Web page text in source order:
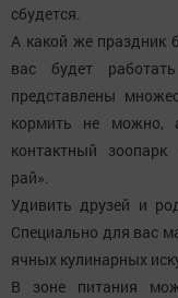
сбудется.
А какой же праздник
вас будет
представлены
кормить не можно,
контактный
рай».
Удивить друзей и
Специально для вас
ячных кулинарных
В зоне питания